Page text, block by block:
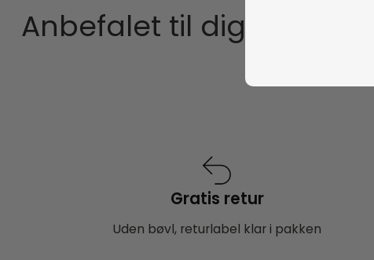
Anbefalet til dig
Gratis retur
Uden bøvl, returlabel klar i pakken